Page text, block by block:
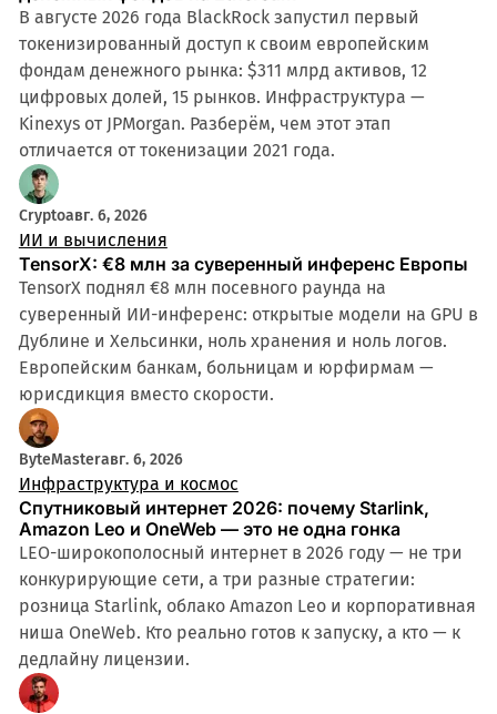
В августе 2026 года BlackRock запустил первый
токенизированный доступ к своим европейским
фондам денежного рынка: $311 млрд активов, 12
цифровых долей, 15 рынков. Инфраструктура —
Kinexys от JPMorgan. Разберём, чем этот этап
отличается от токенизации 2021 года.
Cryptoавг. 6, 2026
ИИ и вычисления
TensorX: €8 млн за суверенный инференс Европы
TensorX поднял €8 млн посевного раунда на
суверенный ИИ-инференс: открытые модели на GPU в
Дублине и Хельсинки, ноль хранения и ноль логов.
Европейским банкам, больницам и юрфирмам —
юрисдикция вместо скорости.
ByteMasterавг. 6, 2026
Инфраструктура и космос
Спутниковый интернет 2026: почему Starlink,
Amazon Leo и OneWeb — это не одна гонка
LEO-широкополосный интернет в 2026 году — не три
конкурирующие сети, а три разные стратегии:
розница Starlink, облако Amazon Leo и корпоративная
ниша OneWeb. Кто реально готов к запуску, а кто — к
дедлайну лицензии.